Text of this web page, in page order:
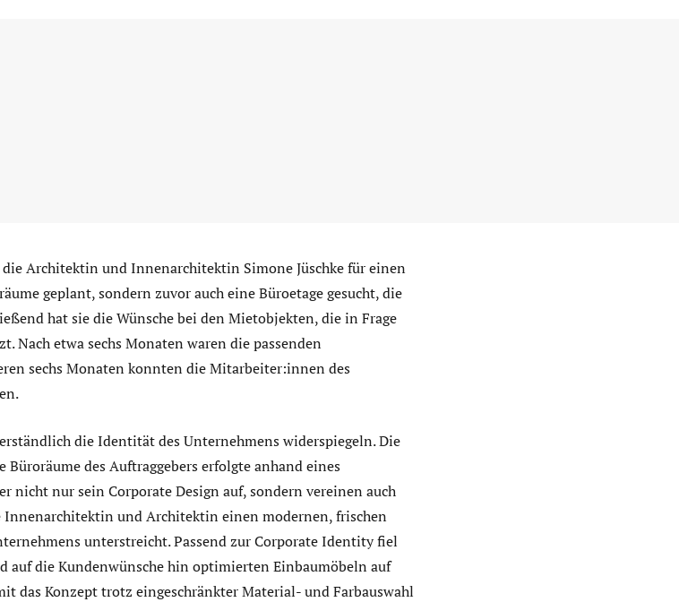
Architektin und Innenarchitektin Simone Jüschke für einen
geplant, sondern zuvor auch eine Büroetage gesucht, die
hat sie die Wünsche bei den Mietobjekten, die in Frage
Nach etwa sechs Monaten waren die passenden
sechs Monaten konnten die Mitarbeiter:innen des
die Identität des Unternehmens widerspiegeln. Die
des Auftraggebers erfolgte anhand eines
nicht nur sein Corporate Design auf, sondern vereinen auch
und Architektin einen modernen, frischen
unterstreicht. Passend zur Corporate Identity fiel
auf die Kundenwünsche hin optimierten Einbaumöbeln auf
das Konzept trotz eingeschränkter Material- und Farbauswahl